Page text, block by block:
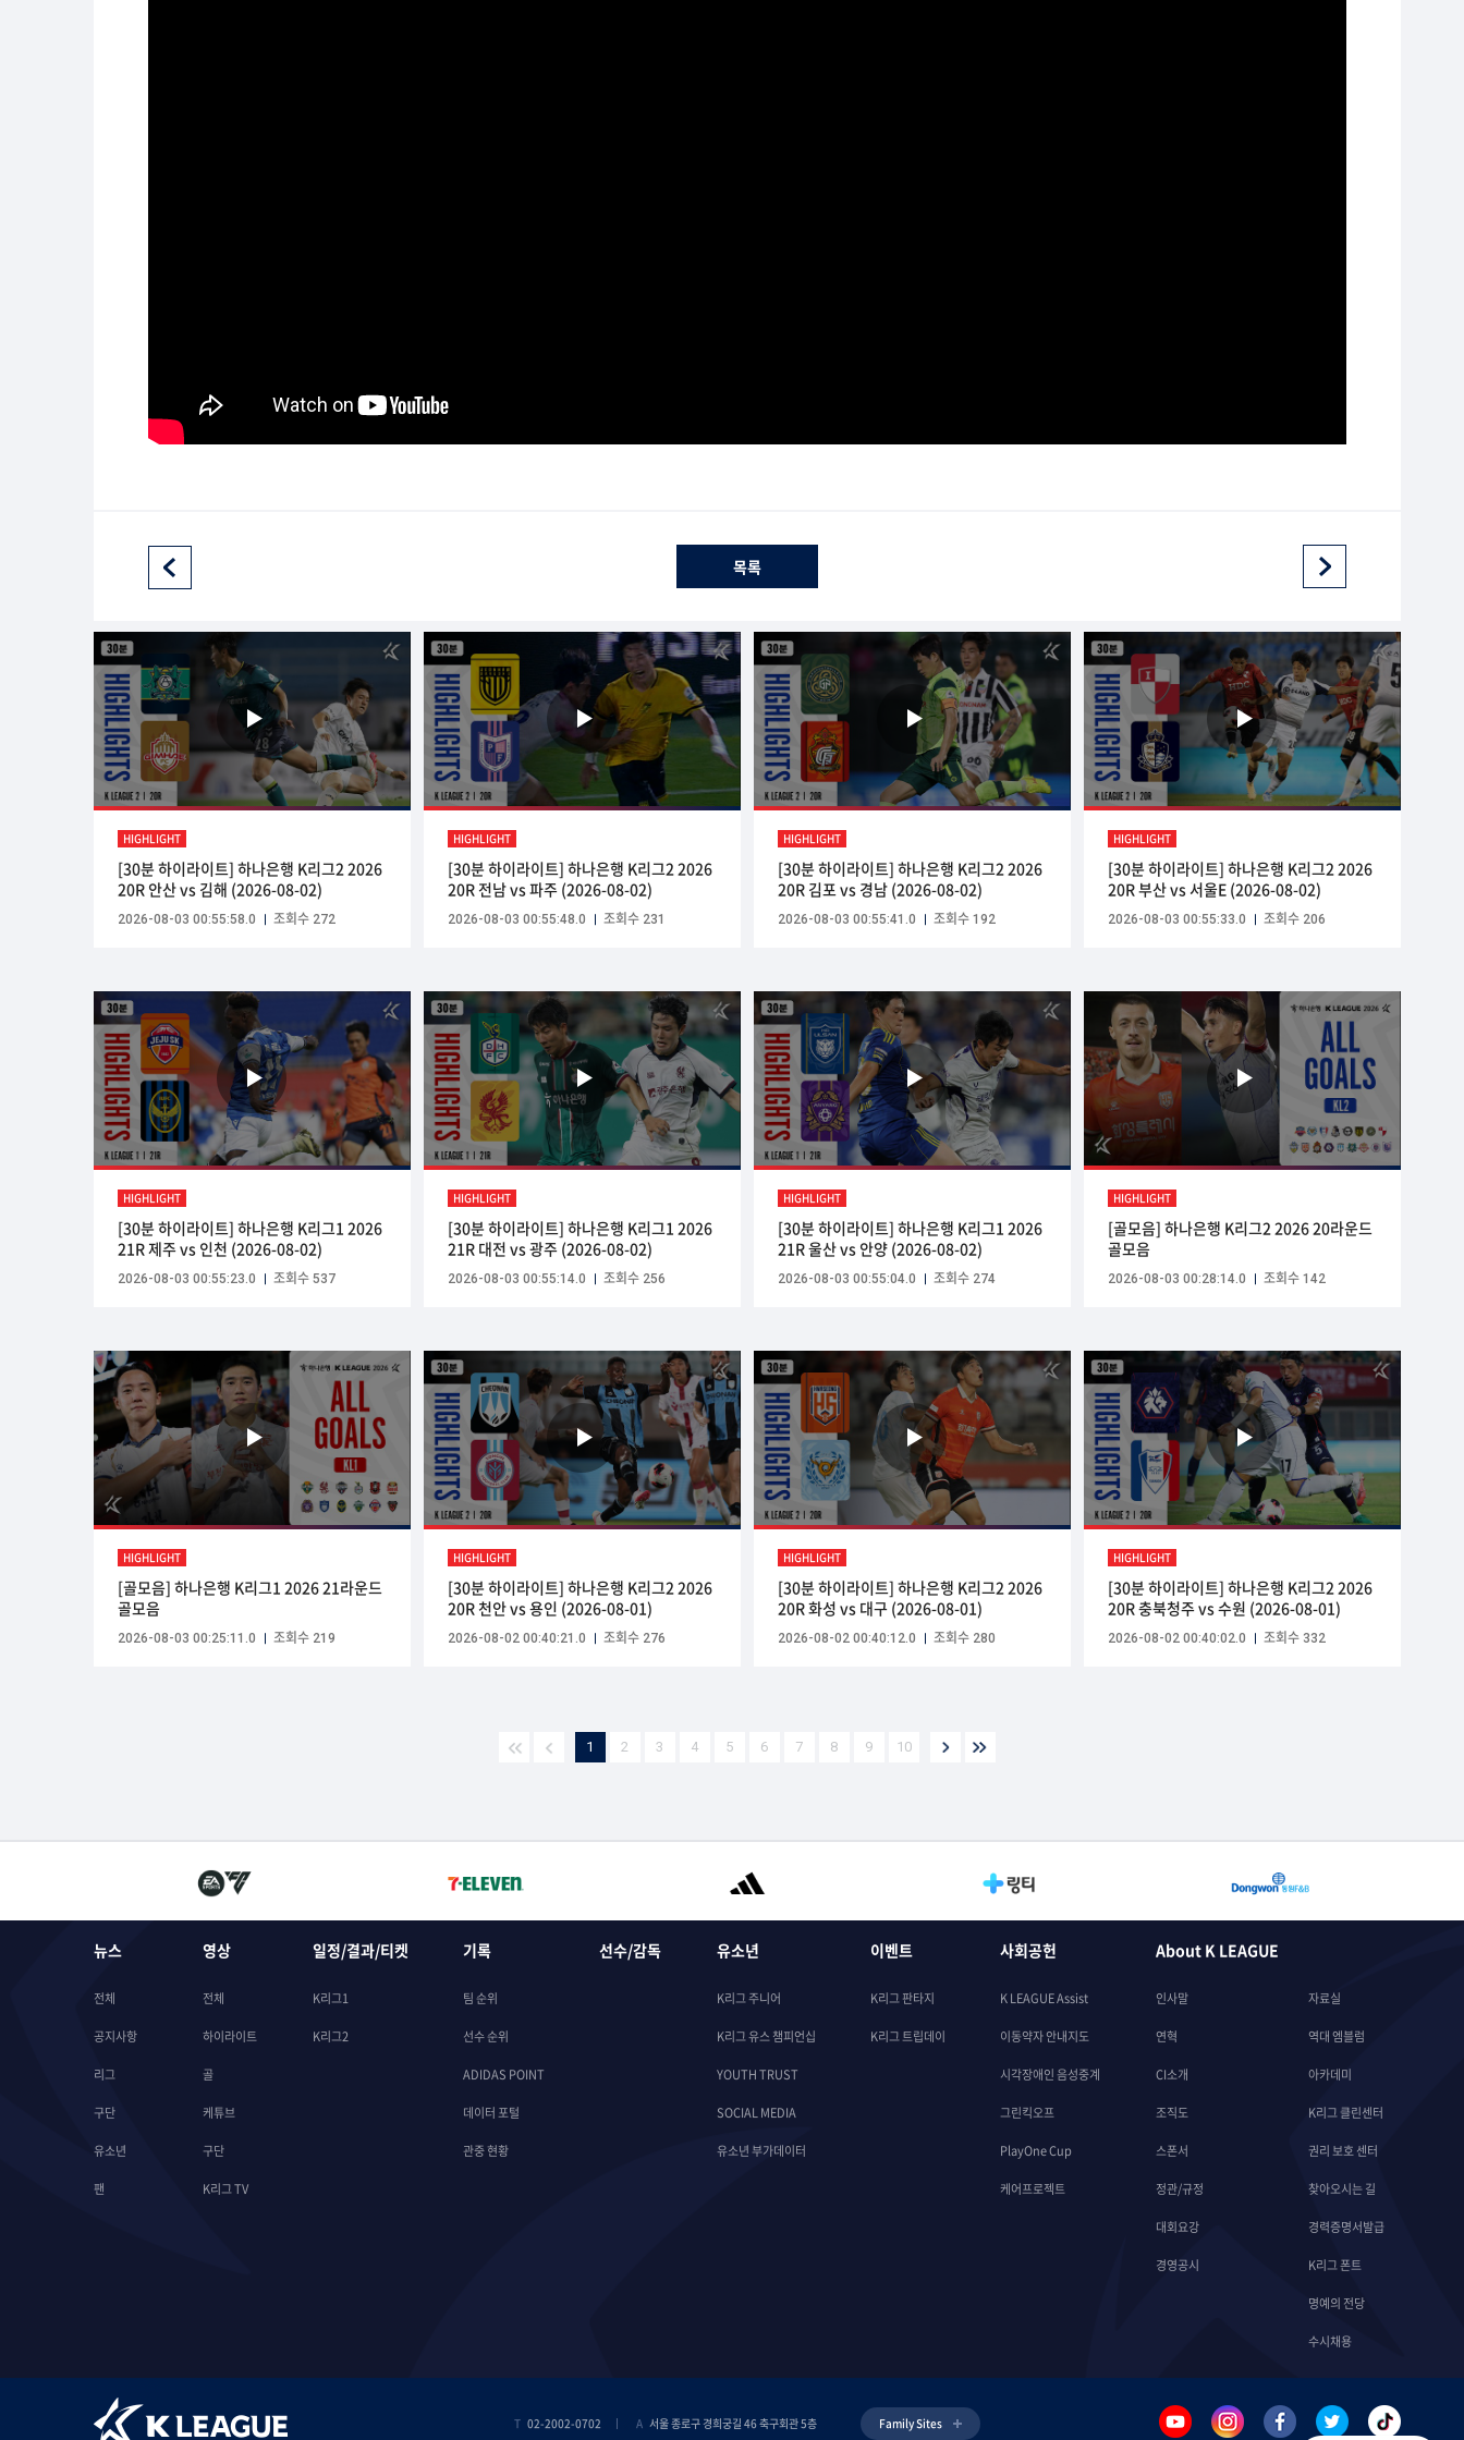
목록
HIGHLIGHT
[30분 하이라이트] 하나은행 K리그2 2026
20R 안산 vs 김해 (2026-08-02)
2026-08-03 00:55:58.0 조회수 272
HIGHLIGHT
[30분 하이라이트] 하나은행 K리그2 2026
20R 전남 vs 파주 (2026-08-02)
2026-08-03 00:55:48.0 조회수 231
HIGHLIGHT
[30분 하이라이트] 하나은행 K리그2 2026
20R 김포 vs 경남 (2026-08-02)
2026-08-03 00:55:41.0 조회수 192
HIGHLIGHT
[30분 하이라이트] 하나은행 K리그2 2026
20R 부산 vs 서울E (2026-08-02)
2026-08-03 00:55:33.0 조회수 206
HIGHLIGHT
[30분 하이라이트] 하나은행 K리그1 2026
21R 제주 vs 인천 (2026-08-02)
2026-08-03 00:55:23.0 조회수 537
HIGHLIGHT
[30분 하이라이트] 하나은행 K리그1 2026
21R 대전 vs 광주 (2026-08-02)
2026-08-03 00:55:14.0 조회수 256
HIGHLIGHT
[30분 하이라이트] 하나은행 K리그1 2026
21R 울산 vs 안양 (2026-08-02)
2026-08-03 00:55:04.0 조회수 274
HIGHLIGHT
[골모음] 하나은행 K리그2 2026 20라운드
골모음
2026-08-03 00:28:14.0 조회수 142
HIGHLIGHT
[골모음] 하나은행 K리그1 2026 21라운드
골모음
2026-08-03 00:25:11.0 조회수 219
HIGHLIGHT
[30분 하이라이트] 하나은행 K리그2 2026
20R 천안 vs 용인 (2026-08-01)
2026-08-02 00:40:21.0 조회수 276
HIGHLIGHT
[30분 하이라이트] 하나은행 K리그2 2026
20R 화성 vs 대구 (2026-08-01)
2026-08-02 00:40:12.0 조회수 280
HIGHLIGHT
[30분 하이라이트] 하나은행 K리그2 2026
20R 충북청주 vs 수원 (2026-08-01)
2026-08-02 00:40:02.0 조회수 332
1 2 3 4 5 6 7 8 9 10
뉴스
전체
공지사항
리그
구단
유소년
팬
영상
전체
하이라이트
골
케튜브
구단
K리그 TV
일정/결과/티켓
K리그1
K리그2
기록
팀 순위
선수 순위
ADIDAS POINT
데이터 포털
관중 현황
선수/감독 유소년
K리그 주니어
K리그 유스 챔피언십
YOUTH TRUST
SOCIAL MEDIA
유소년 부가데이터
이벤트
K리그 판타지
K리그 트립데이
사회공헌
K LEAGUE Assist
이동약자 안내지도
시각장애인 음성중계
그린킥오프
PlayOne Cup
케어프로젝트
About K LEAGUE
인사말
연혁
CI소개
조직도
스폰서
정관/규정
대회요강
경영공시
자료실
역대 엠블럼
아카데미
K리그 클린센터
권리 보호 센터
찾아오시는 길
경력증명서발급
K리그 폰트
명예의 전당
수시채용
T 02-2002-0702 A 서울 종로구 경희궁길 46 축구회관 5층 Family Sites